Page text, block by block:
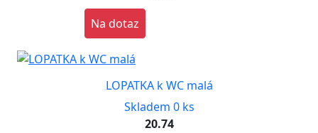
Na dotaz
LOPATKA k WC malá
Skladem 0 ks
20.74